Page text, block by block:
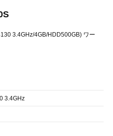
3.4GHz/4GB/HDD500GB) ワー
3.4GHz